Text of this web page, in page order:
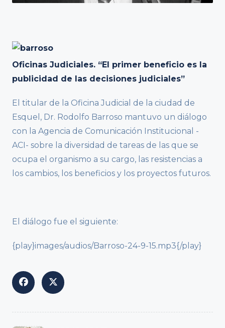
Oficinas Judiciales. “El primer beneficio es la
publicidad de las decisiones judiciales”
El titular de la Oficina Judicial de la ciudad de
Esquel, Dr. Rodolfo Barroso mantuvo un diálogo
con la Agencia de Comunicación Institucional -
ACI- sobre la diversidad de tareas de las que se
ocupa el organismo a su cargo, las resistencias a
los cambios, los beneficios y los proyectos futuros.
El diálogo fue el siguiente:
{play}images/audios/Barroso-24-9-15.mp3{/play}